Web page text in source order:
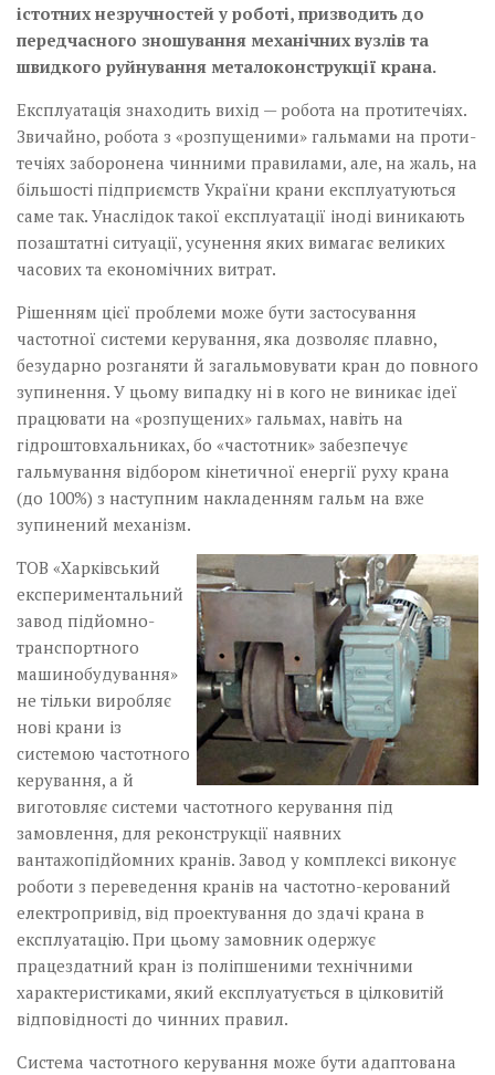
істотних незручностей у роботі, призводить до
передчасного зношування механічних вузлів та
швидкого руйнування металоконструкції крана.
Експлуатація знаходить вихід — робота на протитечіях.
Звичайно, робота з «розпущеними» гальмами на проти­
течіях заборонена чинними правилами, але, на жаль, на
більшості підприємств України крани експлуату­ються
саме так. Унаслідок такої експлуатації іноді виникають
позаштатні ситуації, усунення яких вимагає великих
часових та економічних витрат.
Рішенням цієї проблеми може бути застосування
частотної системи керування, яка дозволяє плавно,
безударно розганяти й загальмовувати кран до повного
зупинення. У цьому випадку ні в кого не виникає ідеї
працювати на «розпущених» гальмах, навіть на
гідроштовхальниках, бо «частотник» забезпечує
гальмування відбором кінетичної енергії руху крана
(до 100%) з наступним накладенням гальм на вже
зупинений механізм.
ТОВ «Харківський
експериментальний
завод підйомно-
транспортного
машинобудування»
не тільки виробляє
нові крани із
системою частотного
керування, а й
виготовляє системи частотного керування під
замовлення, для реконструкції наявних
вантажопідйомних кранів. Завод у комплексі виконує
роботи з переведення кранів на частотно-керований
електропривід, від проектування до здачі крана в
експлуатацію. При цьому замовник одержує
працездатний кран із поліпшеними технічними
характеристиками, який експлуатується в цілковитій
відповідності до чинних правил.
Система частотного керування може бути адаптована